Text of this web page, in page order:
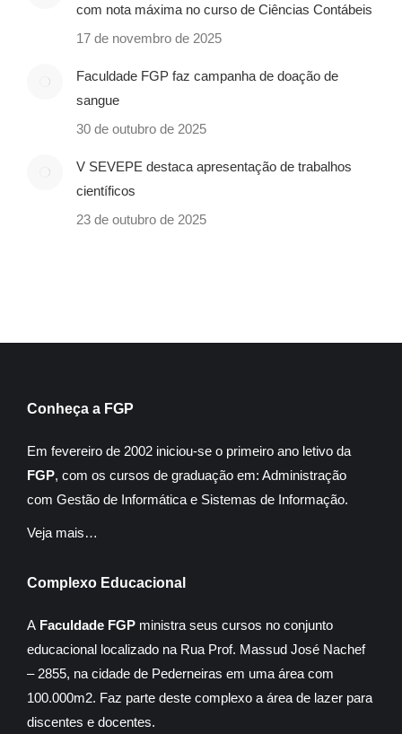
com nota máxima no curso de Ciências Contábeis
17 de novembro de 2025
Faculdade FGP faz campanha de doação de
sangue
30 de outubro de 2025
V SEVEPE destaca apresentação de trabalhos
científicos
23 de outubro de 2025
Conheça a FGP
Em fevereiro de 2002 iniciou-se o primeiro ano letivo da
FGP, com os cursos de graduação em: Administração
com Gestão de Informática e Sistemas de Informação.
Veja mais…
Complexo Educacional
A Faculdade FGP ministra seus cursos no conjunto
educacional localizado na Rua Prof. Massud José Nachef
– 2855, na cidade de Pederneiras em uma área com
100.000m2. Faz parte deste complexo a área de lazer para
discentes e docentes.